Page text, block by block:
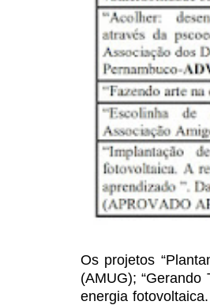
Os projetos
(AMUG); “Gerando
energia